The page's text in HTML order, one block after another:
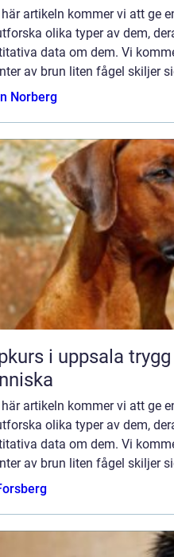
artikeln kommer vi att ge
olika typer av dem,
data om dem. Vi
av brun liten fågel skiljer
Norberg
uppsala trygg start för både hund och
artikeln kommer vi att ge
olika typer av dem,
data om dem. Vi
av brun liten fågel skiljer